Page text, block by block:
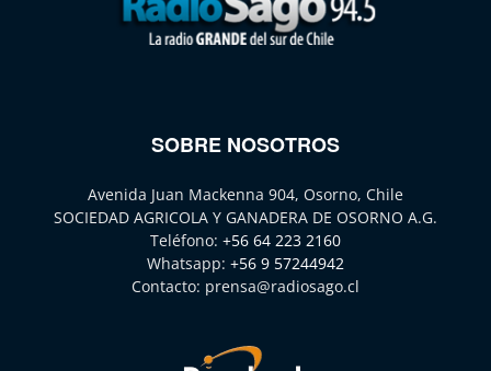
SOBRE NOSOTROS
Avenida Juan Mackenna 904, Osorno, Chile
SOCIEDAD AGRICOLA Y GANADERA DE OSORNO A.G.
Teléfono: +56 64 223 2160
Whatsapp: +56 9 57244942
Contacto: prensa@radiosago.cl